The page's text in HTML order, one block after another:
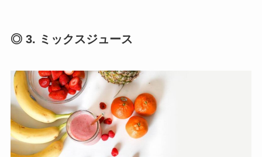
◎ 3. ミックスジュース